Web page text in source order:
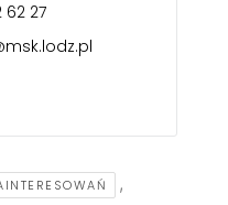
62 27
,